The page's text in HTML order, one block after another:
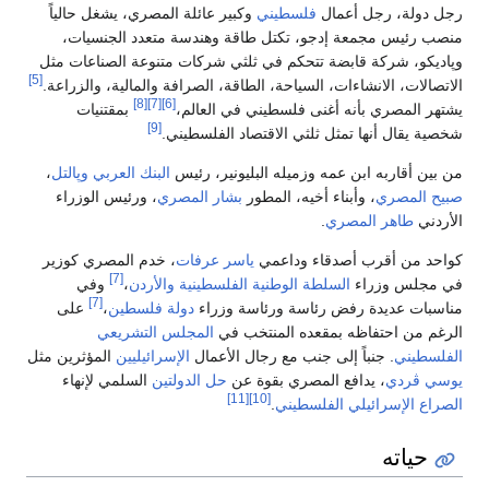
رجل دولة، رجل أعمال فلسطيني وكبير عائلة المصري، يشغل حالياً
منصب رئيس مجمعة إدجو، تكتل طاقة وهندسة متعدد الجنسيات،
وپاديكو، شركة قابضة تتحكم في ثلثي شركات متنوعة الصناعات مثل
الاتصالات، الانشاءات، السياحة، الطاقة، الصرافة والمالية، والزراعة.[5]
يشتهر المصري بأنه أغنى فلسطيني في العالم،[6]
[7]
[8]
بمقتنيات
شخصية يقال أنها تمثل ثلثي الاقتصاد الفلسطيني.[9]
من بين أقاربه ابن عمه وزميله البليونير، رئيس البنك العربي وپالتل،
صبيح المصري، وأبناء أخيه، المطور بشار المصري، ورئيس الوزراء
الأردني طاهر المصري.
كواحد من أقرب أصدقاء وداعمي ياسر عرفات، خدم المصري كوزير
في مجلس وزراء السلطة الوطنية الفلسطينية والأردن،[7]
وفي
مناسبات عديدة رفض رئاسة ورئاسة وزراء دولة فلسطين،[7]
على
الرغم من احتفاظه بمقعده المنتخب في المجلس التشريعي
الفلسطيني. جنباً إلى جنب مع رجال الأعمال الإسرائيليين المؤثرين مثل
يوسي ڤردي، يدافع المصري بقوة عن حل الدولتين السلمي لإنهاء
الصراع الإسرائيلي الفلسطيني.
[10]
[11]
حياته